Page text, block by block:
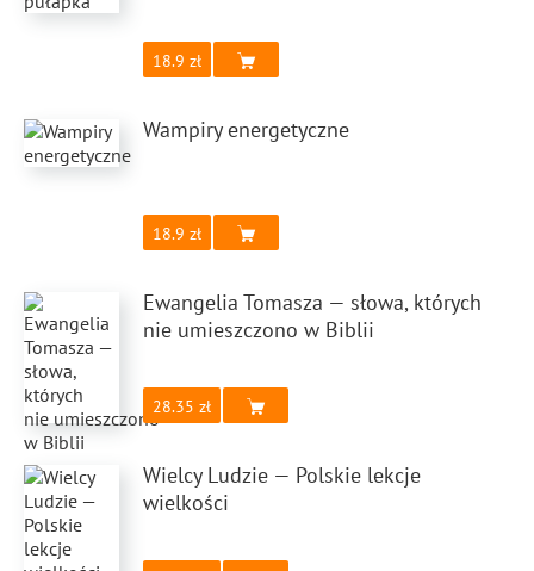
18.9
Wampiry energetyczne
18.9
Ewangelia Tomasza — słowa, których
nie umieszczono w Biblii
28.35
Wielcy Ludzie — Polskie lekcje
wielkości